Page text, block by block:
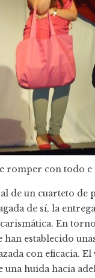
romper con todo
de un cuarteto de
de sí, la
En
establecido
con eficacia.
una huida hacia